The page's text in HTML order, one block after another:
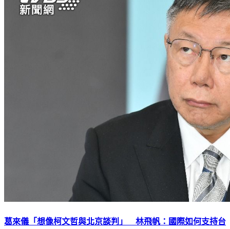
葛來儀「想像柯文哲與北京談判」 林飛帆：國際如何支持台